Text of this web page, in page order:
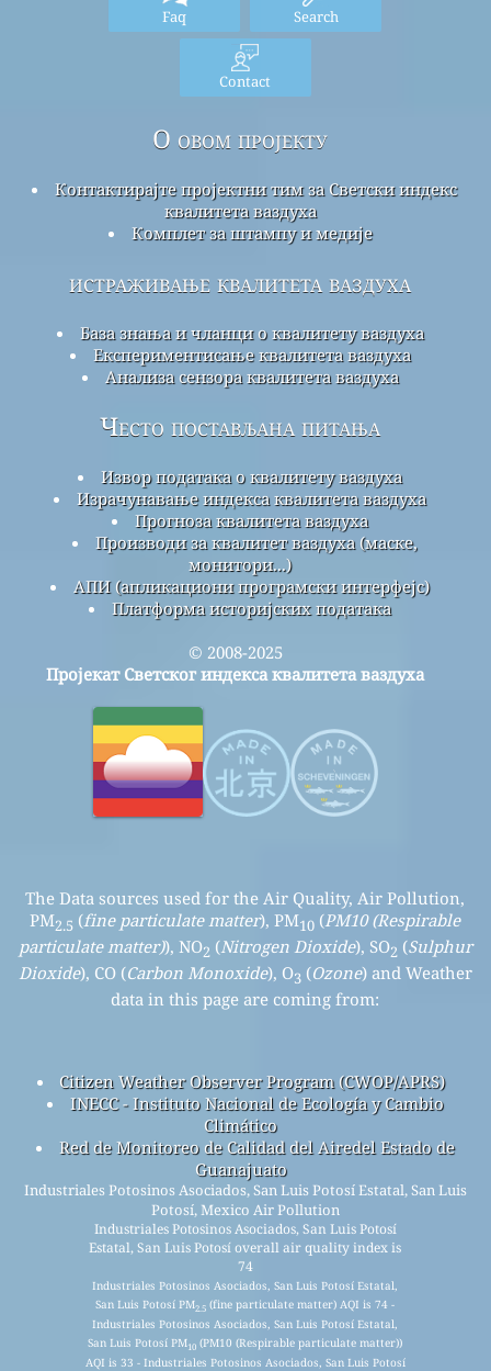
Faq Search
Contact
О овом пројекту
Контактирајте пројектни тим за Светски индекс
квалитета ваздуха
Комплет за штампу и медије
истраживање квалитета ваздуха
База знања и чланци о квалитету ваздуха
Експериментисање квалитета ваздуха
Анализа сензора квалитета ваздуха
Често постављана питања
Извор података о квалитету ваздуха
Израчунавање индекса квалитета ваздуха
Прогноза квалитета ваздуха
Производи за квалитет ваздуха (маске,
монитори...)
АПИ (апликациони програмски интерфејс)
Платформа историјских података
© 2008-2025
Пројекат Светског индекса квалитета ваздуха
The Data sources used for the Air Quality, Air Pollution,
PM2.5 (fine particulate matter), PM10 (PM10 (Respirable
particulate matter)), NO2 (Nitrogen Dioxide), SO2 (Sulphur
Dioxide), CO (Carbon Monoxide), O3 (Ozone) and Weather
data in this page are coming from:
Citizen Weather Observer Program (CWOP/APRS)
INECC - Instituto Nacional de Ecología y Cambio
Climático
Red de Monitoreo de Calidad del Airedel Estado de
Guanajuato
Industriales Potosinos Asociados, San Luis Potosí Estatal, San Luis
Potosí, Mexico Air Pollution
Industriales Potosinos Asociados, San Luis Potosí
Estatal, San Luis Potosí overall air quality index is
74
Industriales Potosinos Asociados, San Luis Potosí Estatal,
San Luis Potosí PM2.5 (fine particulate matter) AQI is 74 -
Industriales Potosinos Asociados, San Luis Potosí Estatal,
San Luis Potosí PM10 (PM10 (Respirable particulate matter))
AQI is 33 - Industriales Potosinos Asociados, San Luis Potosí